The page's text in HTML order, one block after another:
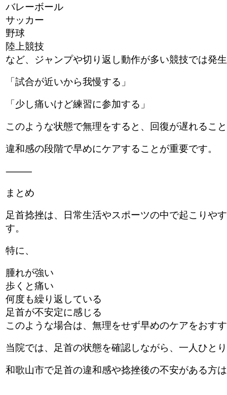
バレーボール
サッカー
野球
陸上競技
など、ジャンプや切り返し動作が多い競技では発
「試合が近いから我慢する」
「少し痛いけど練習に参加する」
このような状態で無理をすると、回復が遅れるこ
違和感の段階で早めにケアすることが重要です。
⸻
まとめ
足首捻挫は、日常生活やスポーツの中で起こりや
す。
特に、
腫れが強い
歩くと痛い
何度も繰り返している
足首が不安定に感じる
このような場合は、無理をせず早めのケアをおす
当院では、足首の状態を確認しながら、一人ひと
和歌山市で足首の違和感や捻挫後の不安がある方